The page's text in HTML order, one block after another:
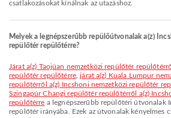
csatlakozásokat kínálnak az utazáshoz.
Melyek a legnépszerűbb repülőútvonalak a(z)
repülőtér repülőtérre?
járat a(z) Taojüan nemzetközi repülőtér repülőtérről a(z) Incshoni nemzetközi
repülőtér repülőtérre,járat a(z) Kuala Lumpur
repülőtérről a(z) Incshoni nemzetközi repülőtér
Szingapúr Changi repülőtér repülőtérről a(z)
repülőtérre a legnépszerűbb repülőtéri útvonalak
repülőtér irányába. Ezek az útvonalak kényelmes